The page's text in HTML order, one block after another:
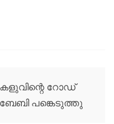
റോഡ്
പങ്കെടുത്തു